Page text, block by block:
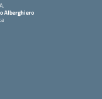
Alberghiero